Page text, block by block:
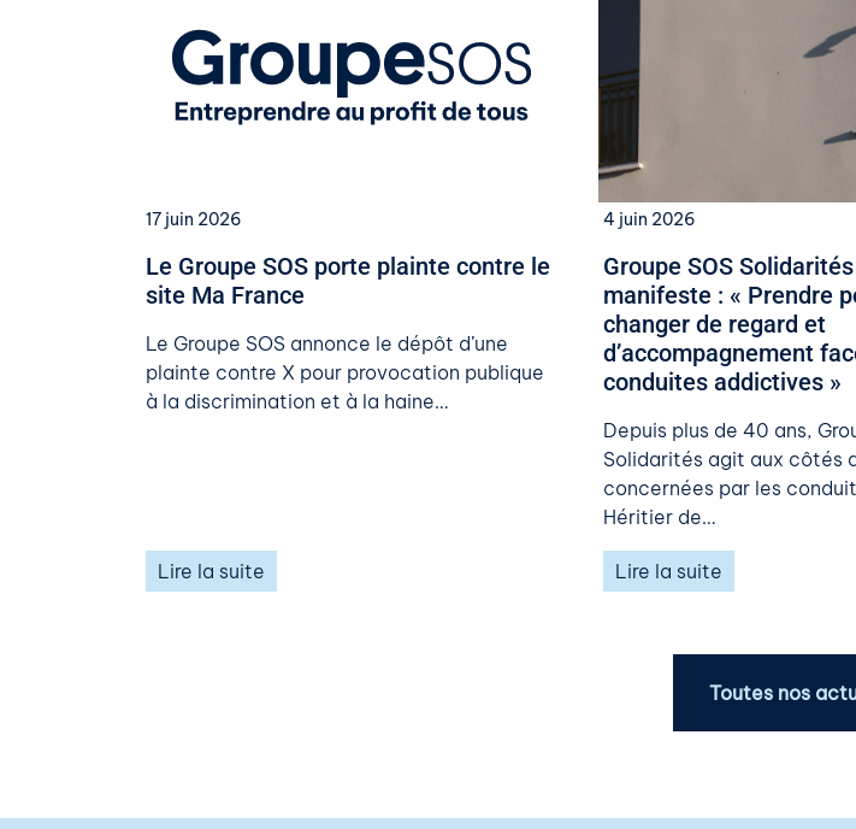
17 juin 2026
Le Groupe SOS porte plainte contre le
site Ma France
Le Groupe SOS annonce le dépôt d’une
plainte contre X pour provocation publique
à la discrimination et à la haine…
Lire la suite
4 juin 2026
Groupe SOS
manifeste : « Prendre
changer de regard et
d’accompagnement
conduites addictives »
Depuis plus de 40 ans,
Solidarités agit aux côtés
concernées par les
Héritier de…
Lire la suite
Toutes nos